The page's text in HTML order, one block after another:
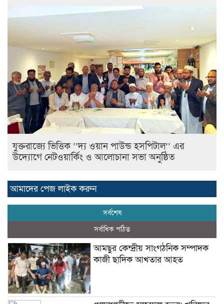
যুক্তরাজ্যে ভিত্তিক ‘‘দ‍্য ওয়ান পাউন্ড হসপিটাল’’ এর
উদ্যোগে নেটওয়ার্কিং ও আলোচানা সভা অনুষ্ঠিত
আমাদের পেজ লাইক করুন
সর্বশেষ
সর্বাধিক পঠিত
আমছুর কেন্দ্রীয় সাংগঠনিক সম্পাদক
কাজী ছাদিক আখতার আহত